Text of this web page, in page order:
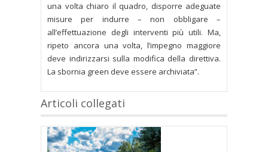
una volta chiaro il quadro, disporre adeguate
misure per indurre – non obbligare –
all’effettuazione degli interventi più utili. Ma,
ripeto ancora una volta, l’impegno maggiore
deve indirizzarsi sulla modifica della direttiva.
La sbornia green deve essere archiviata”.
Articoli collegati